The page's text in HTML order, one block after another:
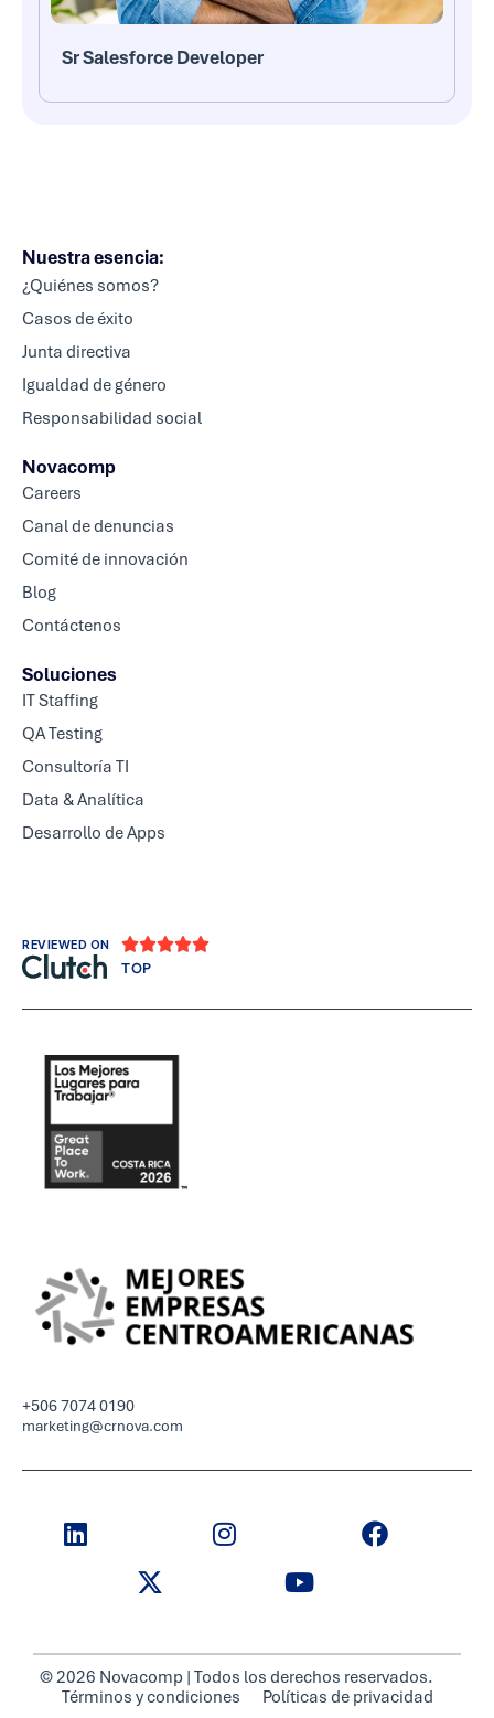
Sr Salesforce Developer
Nuestra esencia:
¿Quiénes somos?
Casos de éxito
Junta directiva
Igualdad de género
Responsabilidad social
Novacomp
Careers
Canal de denuncias
Comité de innovación
Blog
Contáctenos
Soluciones
IT Staffing
QA Testing
Consultoría TI
Data & Analítica
Desarrollo de Apps
REVIEWED ON 
TOP
+506 7074 0190
marketing@crnova.com
© 2026 Novacomp | Todos los derechos reservados.
Términos y condiciones
Políticas de privacidad